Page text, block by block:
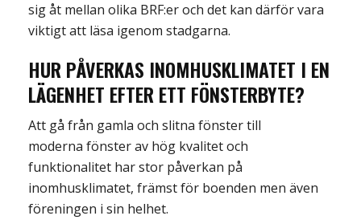
sig åt mellan olika BRF:eroch det kan därför vara
viktigt att läsa igenom stadgarna.
HUR PÅVERKAS INOMHUSKLIMATET I EN
LÄGENHET EFTER ETT FÖNSTERBYTE?
Att gå från gamla och slitna fönster till
moderna fönster av hög kvalitet och
funktionalitet har stor påverkan på
inomhusklimatet, främst för boenden men även
föreningen i sin helhet.